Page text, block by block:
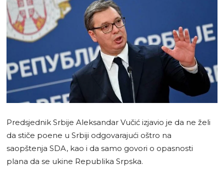
Predsjednik Srbije Aleksandar Vučić izjavio je da ne želi
da stiče poene u Srbiji odgovarajući oštro na
saopštenja SDA, kao i da samo govori o opasnosti
plana da se ukine Republika Srpska.